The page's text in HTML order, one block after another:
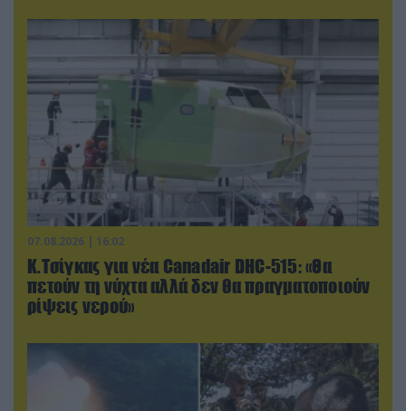
07.08.2026 | 16:02
Κ.Τσίγκας για νέα Canadair DHC-515: «Θα
πετούν τη νύχτα αλλά δεν θα πραγματοποιούν
ρίψεις νερού»